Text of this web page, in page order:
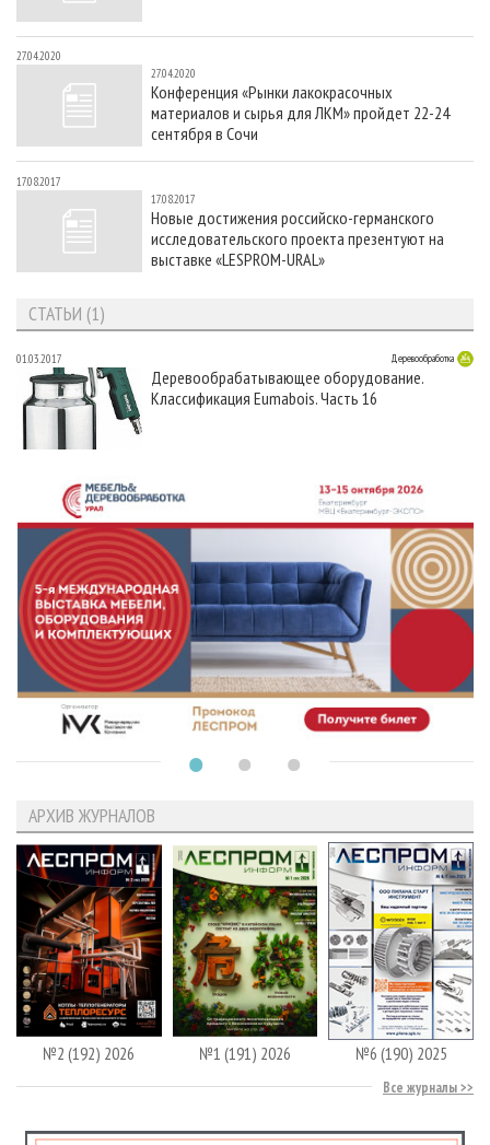
27.04.2020
27.04.2020
Конференция «Рынки лакокрасочных
материалов и сырья для ЛКМ» пройдет 22-24
сентября в Сочи
17.08.2017
17.08.2017
Новые достижения российско-германского
исследовательского проекта презентуют на
выставке «LESPROM-URAL»
СТАТЬИ (1)
01.03.2017 Деревообработка
Деревообрабатывающее оборудование.
Классификация Eumabois. Часть 16
АРХИВ ЖУРНАЛОВ
№2 (192) 2026 №1 (191) 2026 №6 (190) 2025
Все журналы